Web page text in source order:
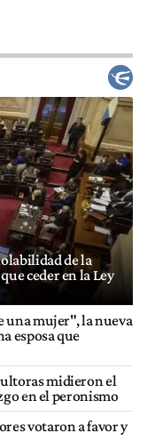
de la
ceder en la Ley
una mujer", la nueva
esposa que
midieron el
en el peronismo
votaron a favor y